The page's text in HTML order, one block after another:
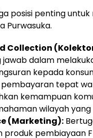
posisi penting untuk
Purwasuka.
Collection
jawab dalam
kepada
tepat
kemampuan
wilayah
(Marketing):
pembiayaan